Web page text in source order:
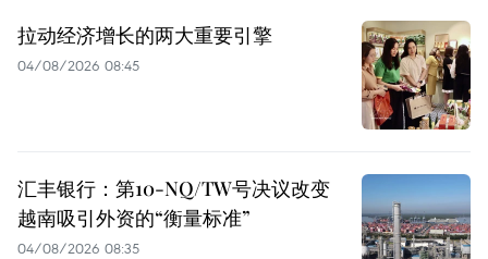
拉动经济增长的两大重要引擎
04/08/2026 08:45
汇丰银行：第10-NQ/TW号决议改变
越南吸引外资的“衡量标准”
04/08/2026 08:35